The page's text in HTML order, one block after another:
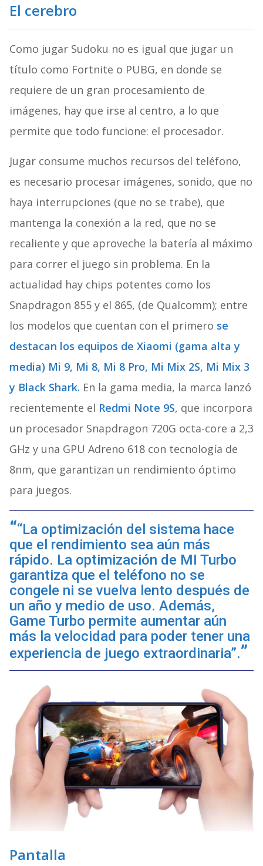
El cerebro
Como jugar Sudoku no es igual que jugar un
título como Fortnite o PUBG, en donde se
requiere de un gran procesamiento de
imágenes, hay que irse al centro, a lo que
permite que todo funcione: el procesador.
Jugar consume muchos recursos del teléfono,
es necesario procesar imágenes, sonido, que no
haya interrupciones (que no se trabe), que
mantenga la conexión a la red, que no se
recaliente y que aproveche la batería al máximo
para correr el juego sin problema. En la
actualidad hay chips potentes como los
Snapdragon 855 y el 865, (de Qualcomm); entre
los modelos que cuentan con el primero se
destacan los equipos de Xiaomi (gama alta y
media) Mi 9, Mi 8, Mi 8 Pro, Mi Mix 2S, Mi Mix 3
y Black Shark. En la gama media, la marca lanzó
recientemente el Redmi Note 9S, que incorpora
un procesador Snapdragon 720G octa-core a 2,3
GHz y una GPU Adreno 618 con tecnología de
8nm, que garantizan un rendimiento óptimo
para juegos.
“La optimización del sistema hace
que el rendimiento sea aún más
rápido. La optimización de MI Turbo
garantiza que el teléfono no se
congele ni se vuelva lento después de
un año y medio de uso. Además,
Game Turbo permite aumentar aún
más la velocidad para poder tener una
experiencia de juego extraordinaria”.
Pantalla